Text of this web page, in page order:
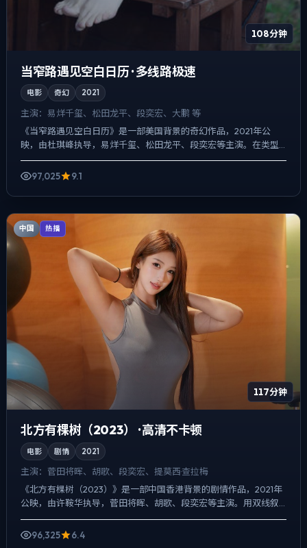
108分钟
当窄路遇见空白日历 · 多线路极速
电影 奇幻 2021
主演： 易烊千玺、松田龙平、段奕宏、大鹏 等
《当窄路遇见空白日历》是一部美国背景的奇幻作品，2021年公
映，由杜琪峰执导，易烊千玺、松田龙平、段奕宏等主演。在类型
片框架里埋入作者式旁白与留白，喜剧桥段服务于人物性格，笑点...
97,025
9.1
中国 热播
117分钟
北方有棵树（2023） · 高清不卡顿
电影 剧情 2021
主演： 菅田将晖、胡歌、段奕宏、提莫西·查拉梅
《北方有棵树（2023）》是一部中国香港背景的剧情作品，2021年
公映，由许鞍华执导，菅田将晖、胡歌、段奕宏等主演。用双线叙
96,325
6.4